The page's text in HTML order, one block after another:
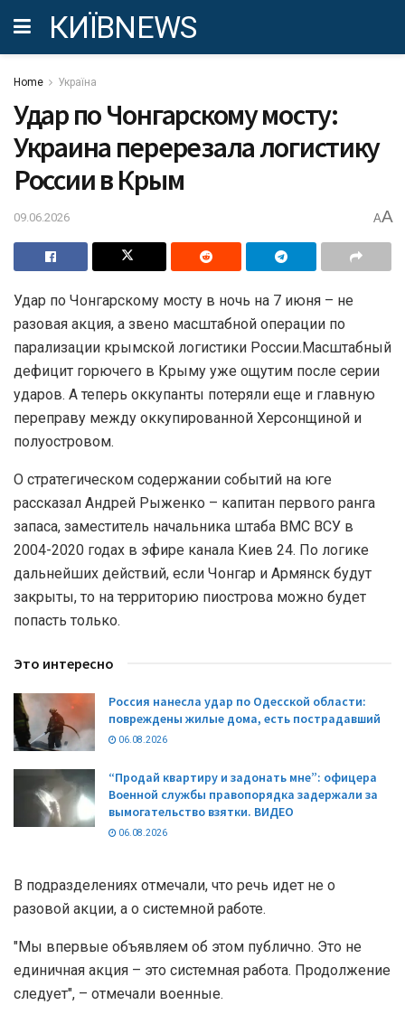
КИЇВNEWS
Home Україна
Удар по Чонгарскому мосту:
Украина перерезала логистику
России в Крым
09.06.2026 AA
Удар по Чонгарскому мосту в ночь на 7 июня – не
разовая акция, а звено масштабной операции по
парализации крымской логистики России.Масштабный
дефицит горючего в Крыму уже ощутим после серии
ударов. А теперь оккупанты потеряли еще и главную
переправу между оккупированной Херсонщиной и
полуостровом.
О стратегическом содержании событий на юге
рассказал Андрей Рыженко – капитан первого ранга
запаса, заместитель начальника штаба ВМС ВСУ в
2004-2020 годах в эфире канала Киев 24. По логике
дальнейших действий, если Чонгар и Армянск будут
закрыты, то на территорию пиострова можно будет
попасть только.
Это интересно
Россия нанесла удар по Одесской области:
повреждены жилые дома, есть пострадавший
06.08.2026
“Продай квартиру и задонать мне”: офицера
Военной службы правопорядка задержали за
вымогательство взятки. ВИДЕО
06.08.2026
В подразделениях отмечали, что речь идет не о
разовой акции, а о системной работе.
"Мы впервые объявляем об этом публично. Это не
единичная акция – это системная работа. Продолжение
следует", – отмечали военные.